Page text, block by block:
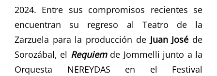
2024. Entre sus compromisos recientes se
encuentran su regreso al Teatro de la
Zarzuela para la producción de Juan José de
Sorozábal, el Requiemde Jommelli junto a la
Orquesta NEREYDAS en el Festival